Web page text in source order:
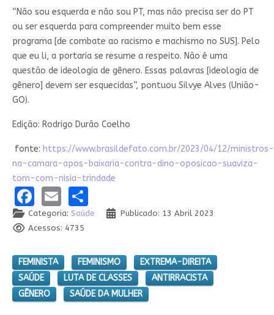
“Não sou esquerda e não sou PT, mas não precisa ser do PT
ou ser esquerda para compreender muito bem esse
programa [de combate ao racismo e machismo no SUS]. Pelo
que eu li, a portaria se resume a respeito. Não é uma
questão de ideologia de gênero. Essas palavras [ideologia de
gênero] devem ser esquecidas”, pontuou Silvye Alves (União-
GO).
Edição: Rodrigo Durão Coelho
fonte: https://www.brasildefato.com.br/2023/04/12/ministros-
na-camara-apos-baixaria-contra-dino-oposicao-suaviza-
tom-com-nisia-trindade
Facebook
EmailShare
Categoria: Saúde
Publicado: 13 Abril 2023
Acessos: 4735
FEMINISTA FEMINISMO
EXTREMA-DIREITA
SAÚDE
LUTA DE CLASSES
ANTIRRACISTA
GÊNERO
SAÚDE DA MULHER